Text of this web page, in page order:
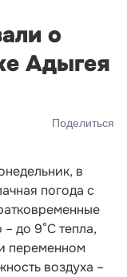
о
Адыгея
Поделиться
в
погода с
до 9°С тепла,
переменном
воздуха –